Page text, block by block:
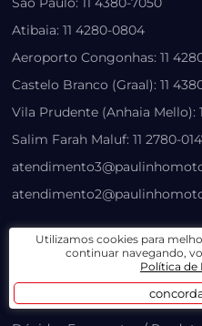
Atibaia: 11 4280-0804
Aeroporto Congonhas: 11
Castelo Branco (Graal): 11
Vila Prudente (Anhaia Mello):
Salim Farah Maluf: 11 2780-
LOJA VIRTUAL
Prazo, Rastreio e Transporte
Utilizamos cookies para
continuar navegando,
Política de